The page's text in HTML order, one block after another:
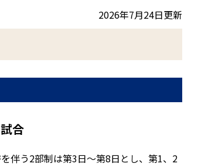
2026年7月24日更新
合
伴う2部制は第3日～第8日とし、第1、2